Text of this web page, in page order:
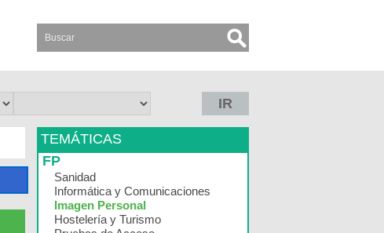
IR
TEMÁTICAS
FP
Sanidad
Informática y Comunicaciones
Imagen Personal
Hostelería y Turismo